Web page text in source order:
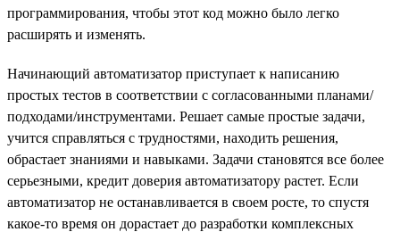
программирования, чтобы этот код можно было легко
расширять и изменять.
Начинающий автоматизатор приступает к написанию
простых тестов в соответствии с согласованными планами/
подходами/инструментами. Решает самые простые задачи,
учится справляться с трудностями, находить решения,
обрастает знаниями и навыками. Задачи становятся все более
серьезными, кредит доверия автоматизатору растет. Если
автоматизатор не останавливается в своем росте, то спустя
какое-то время он дорастает до разработки комплексных